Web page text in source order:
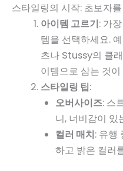
스타일링의 시작: 초보자
아이템 고르기: 가
템을 선택하세요.
츠나 Stussy의 클
이템으로 삼는 것
스타일링 팁:
오버사이즈: 스
니, 너비감이 있
컬러 매치: 유행
하고 밝은 컬러